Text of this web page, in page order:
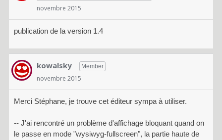
novembre 2015
publication de la version 1.4
kowalsky Member
novembre 2015
Merci Stéphane, je trouve cet éditeur sympa à utiliser.
-- J'ai rencontré un problème d'affichage bloquant quand on
le passe en mode "wysiwyg-fullscreen", la partie haute de